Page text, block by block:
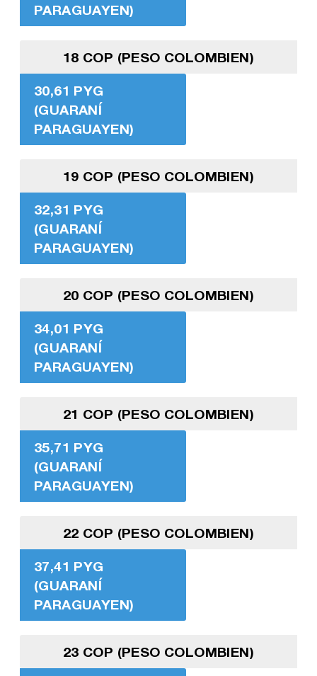
PARAGUAYEN)
18 COP (PESO COLOMBIEN)
30,61 PYG
(GUARANÍ
PARAGUAYEN)
19 COP (PESO COLOMBIEN)
32,31 PYG
(GUARANÍ
PARAGUAYEN)
20 COP (PESO COLOMBIEN)
34,01 PYG
(GUARANÍ
PARAGUAYEN)
21 COP (PESO COLOMBIEN)
35,71 PYG
(GUARANÍ
PARAGUAYEN)
22 COP (PESO COLOMBIEN)
37,41 PYG
(GUARANÍ
PARAGUAYEN)
23 COP (PESO COLOMBIEN)